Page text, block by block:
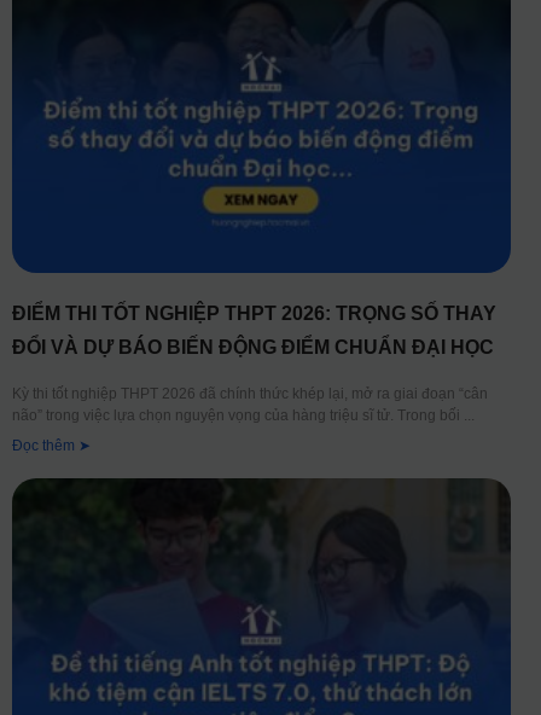
ĐIỂM THI TỐT NGHIỆP THPT 2026: TRỌNG SỐ THAY
ĐỔI VÀ DỰ BÁO BIẾN ĐỘNG ĐIỂM CHUẨN ĐẠI HỌC
Kỳ thi tốt nghiệp THPT 2026 đã chính thức khép lại, mở ra giai đoạn “cân
não” trong việc lựa chọn nguyện vọng của hàng triệu sĩ tử. Trong bối
Đọc thêm ➤